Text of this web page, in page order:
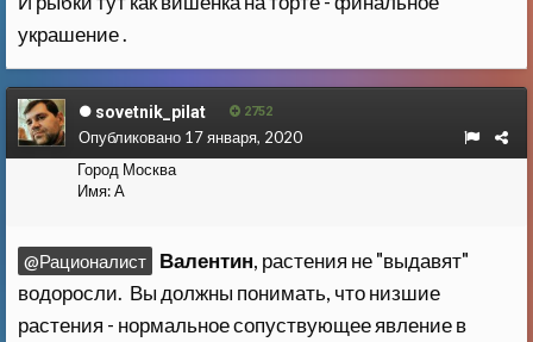
украшение .
sovetnik_pilat 2752
Город Москва
Имя:А
Опубликовано 17 января, 2020
@Рационалист Валентин, растения не "выдавят"
водоросли. Вы должны понимать, что низшие
растения - нормальное сопуствующее явление в